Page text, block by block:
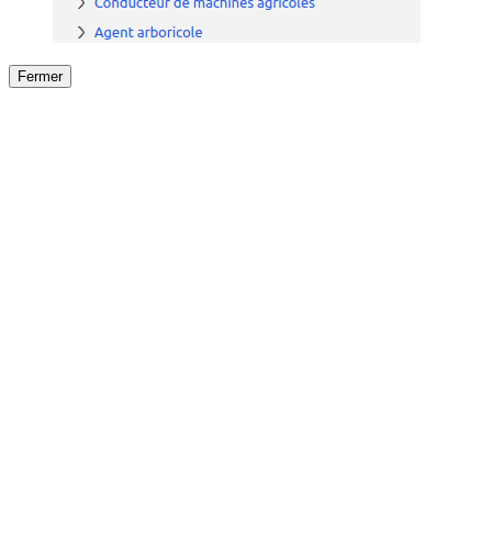
Fermer